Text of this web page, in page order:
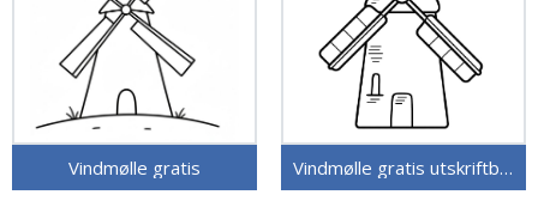
Vindmølle gratis Vindmølle gratis utskriftbar